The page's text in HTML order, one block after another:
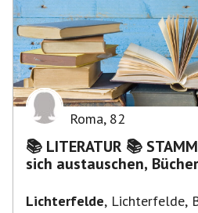
Roma, 82
📚 LITERATUR 📚 STAMMTISCH - BRUNCH -
sich austauschen,
Lichterfelde, Lichterfelde,